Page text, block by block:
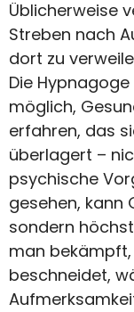
Üblicherweise
Streben nach
dort zu
Die
möglich,
erfahren, das
überlagert –
psychische
gesehen, kann
sondern
man
beschneidet,